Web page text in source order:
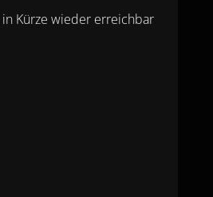
Kürze wieder erreichbar